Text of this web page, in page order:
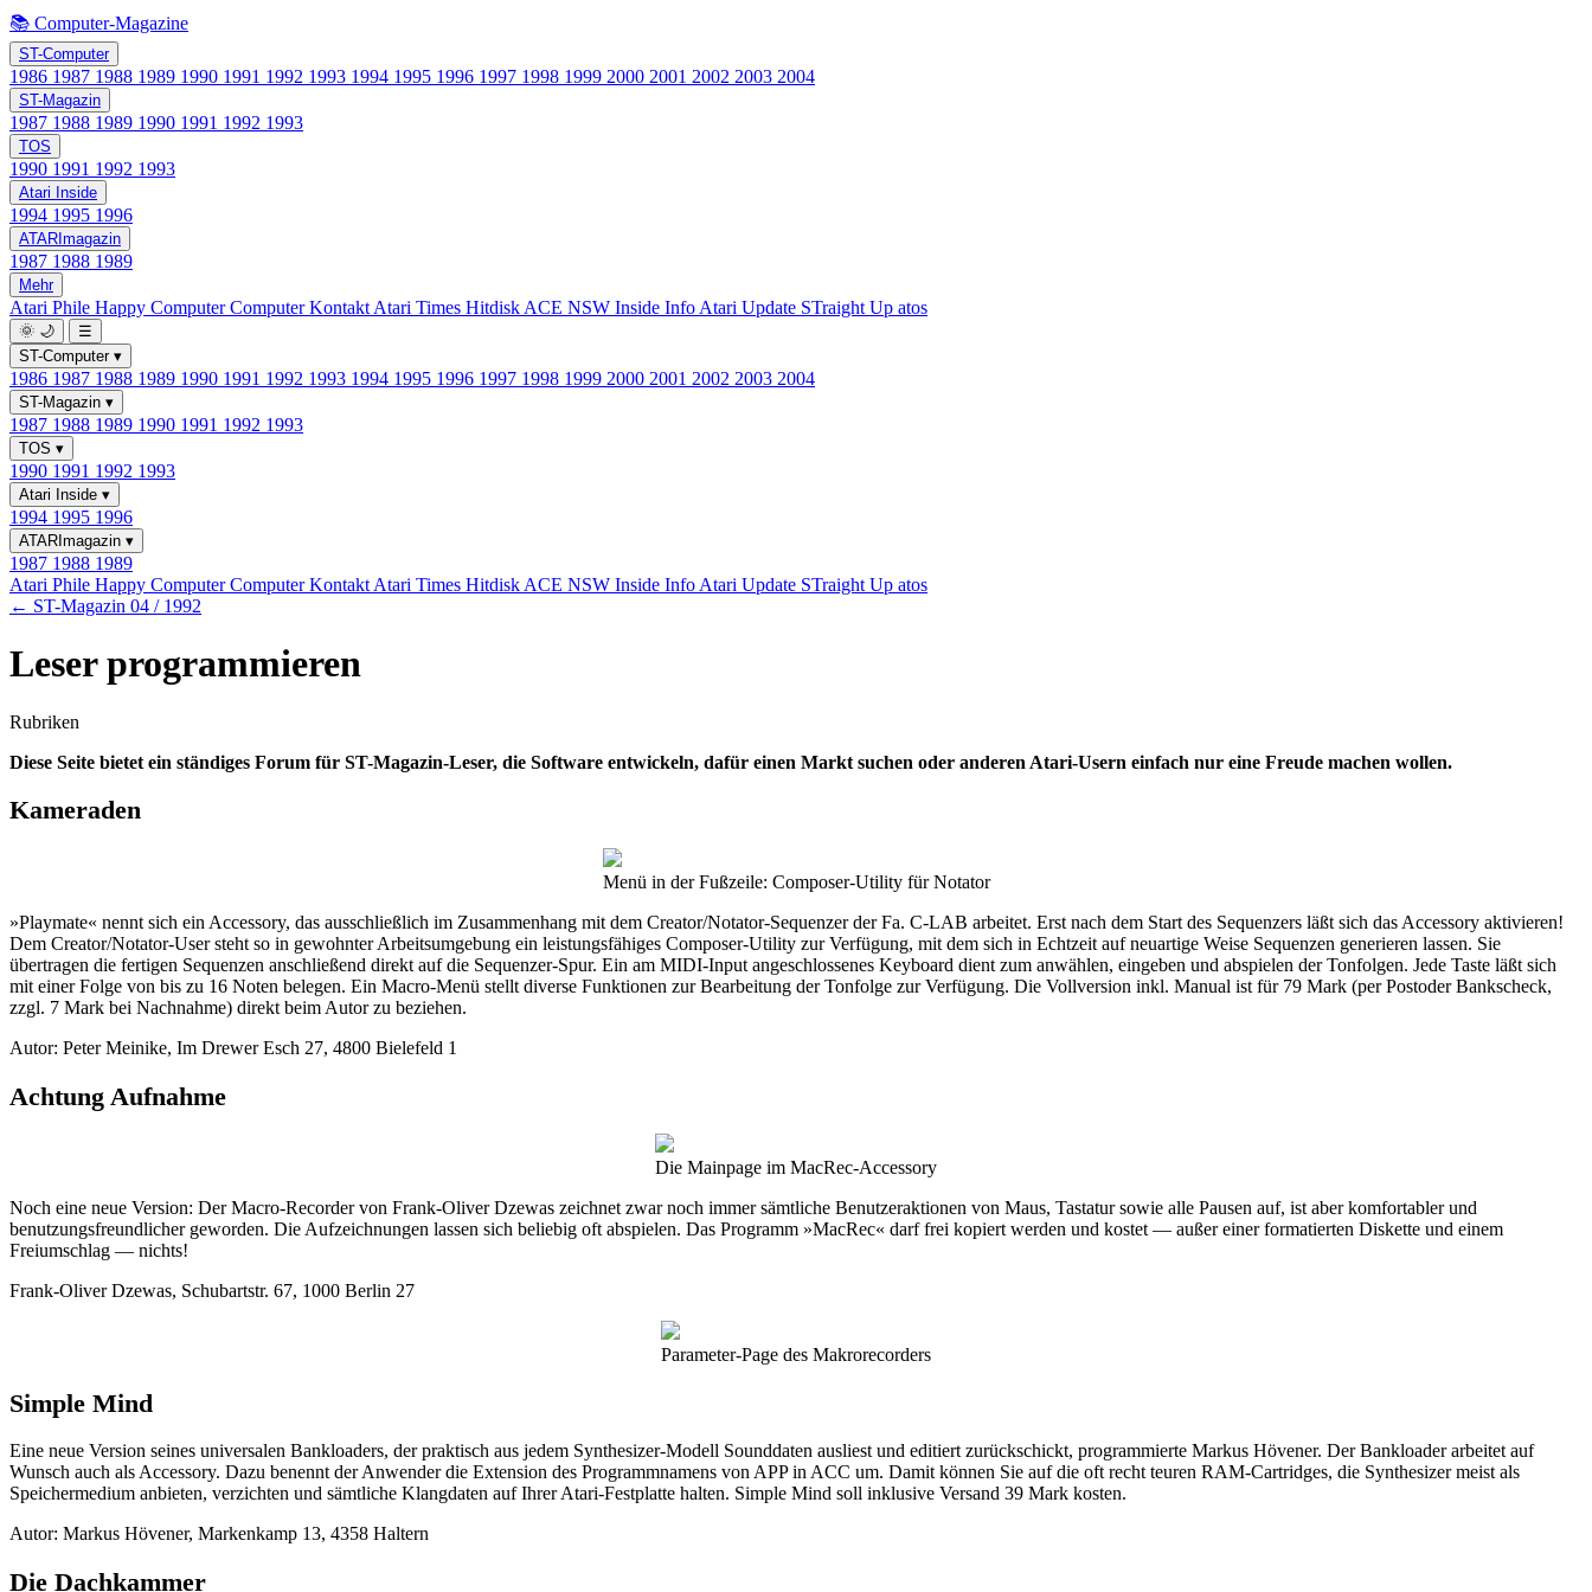
📚 Computer-Magazine
ST-Computer
1986 1987 1988 1989 1990 1991 1992 1993 1994 1995 1996 1997 1998 1999 2000 2001 2002 2003 2004
ST-Magazin
1987 1988 1989 1990 1991 1992 1993
TOS
1990 1991 1992 1993
Atari Inside
1994 1995 1996
ATARImagazin
1987 1988 1989
Mehr
Atari Phile Happy ComputerComputer Kontakt Atari Times Hitdisk ACE NSW Inside Info Atari Update STraight Up atos
🌞 🌙
☰
ST-Computer ▾
1986 1987 1988 1989 1990 1991 1992 1993 1994 1995 1996 1997 1998 1999 2000 2001 2002 2003 2004
ST-Magazin ▾
1987 1988 1989 1990 1991 1992 1993
TOS ▾
1990 1991 1992 1993
Atari Inside ▾
1994 1995 1996
ATARImagazin ▾
1987 1988 1989
Atari Phile Happy ComputerComputer Kontakt Atari Times Hitdisk ACE NSW Inside Info Atari Update STraight Up atos
← ST-Magazin 04 / 1992
Leser programmieren
Rubriken
Diese Seite bietet ein ständiges Forum für ST-Magazin-Leser, die Software entwickeln, dafür einen Markt suchen oder anderen Atari-Usern einfach nur eine Freude machen wollen.
Kameraden
Menü in der Fußzeile: Composer-Utility für Notator
»Playmate« nennt sich ein Accessory, das ausschließlich im Zusammenhang mit dem Creator/Notator-Sequenzer der Fa. C-LAB arbeitet. Erst nach dem Start des Sequenzers läßt sich das Accessory aktivieren!
Dem Creator/Notator-User steht so in gewohnter Arbeitsumgebung ein leistungsfähiges Composer-Utility zur Verfügung, mit dem sich in Echtzeit auf neuartige Weise Sequenzen generieren lassen. Sie
übertragen die fertigen Sequenzen anschließend direkt auf die Sequenzer-Spur. Ein am MIDI-Input angeschlossenes Keyboard dient zum anwählen, eingeben und abspielen der Tonfolgen. Jede Taste läßt sich
mit einer Folge von bis zu 16 Noten belegen. Ein Macro-Menü stellt diverse Funktionen zur Bearbeitung der Tonfolge zur Verfügung. Die Vollversion inkl. Manual ist für 79 Mark (per Postoder Bankscheck,
zzgl. 7 Mark bei Nachnahme) direkt beim Autor zu beziehen.
Autor: Peter Meinike, Im Drewer Esch 27, 4800 Bielefeld 1
Achtung Aufnahme
Die Mainpage im MacRec-Accessory
Noch eine neue Version: Der Macro-Recorder von Frank-Oliver Dzewas zeichnet zwar noch immer sämtliche Benutzeraktionen von Maus, Tastatur sowie alle Pausen auf, ist aber komfortabler und
benutzungsfreundlicher geworden. Die Aufzeichnungen lassen sich beliebig oft abspielen. Das Programm »MacRec« darf frei kopiert werden und kostet — außer einer formatierten Diskette und einem
Freiumschlag — nichts!
Frank-Oliver Dzewas, Schubartstr. 67, 1000 Berlin 27
Parameter-Page des Makrorecorders
Simple Mind
Eine neue Version seines universalen Bankloaders, der praktisch aus jedem Synthesizer-Modell Sounddaten ausliest und editiert zurückschickt, programmierte Markus Hövener. Der Bankloader arbeitet auf
Wunsch auch als Accessory. Dazu benennt der Anwender die Extension des Programmnamens von APP in ACC um. Damit können Sie auf die oft recht teuren RAM-Cartridges, die Synthesizer meist als
Speichermedium anbieten, verzichten und sämtliche Klangdaten auf Ihrer Atari-Festplatte halten. Simple Mind soll inklusive Versand 39 Mark kosten.
Autor: Markus Hövener, Markenkamp 13, 4358 Haltern
Die Dachkammer